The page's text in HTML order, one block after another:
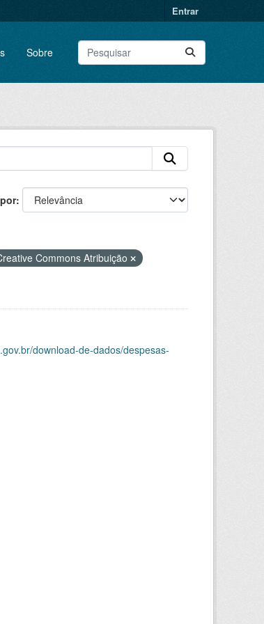
Entrar
Sobre
Commons Atribuição
download-de-dados/despesas-